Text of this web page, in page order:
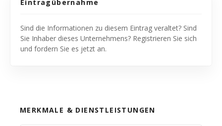
Eintragübernahme
Sind die Informationen zu diesem Eintrag veraltet? Sind
Sie Inhaber dieses Unternehmens? Registrieren Sie sich
und fordern Sie es jetzt an.
MERKMALE & DIENSTLEISTUNGEN